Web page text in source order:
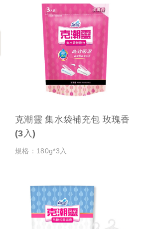
克潮靈 集水袋補充包 玫瑰香
(3入)
規格：180g*3入